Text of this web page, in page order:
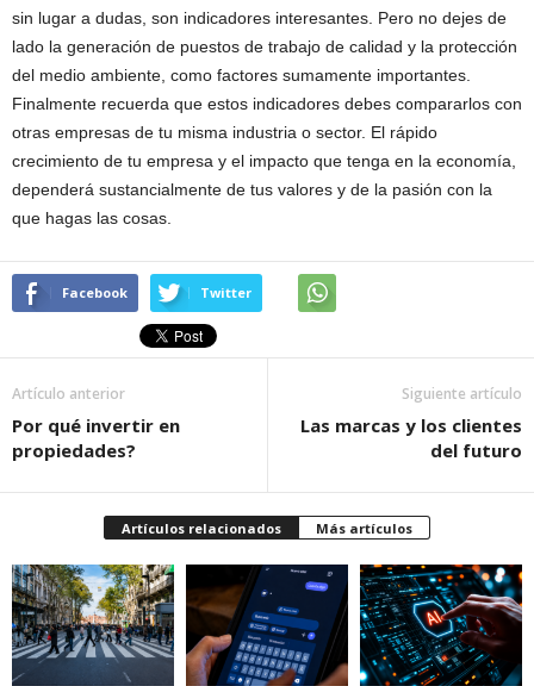
sin lugar a dudas, son indicadores interesantes. Pero no dejes de
lado la generación de puestos de trabajo de calidad y la protección
del medio ambiente, como factores sumamente importantes.
Finalmente recuerda que estos indicadores debes compararlos con
otras empresas de tu misma industria o sector. El rápido
crecimiento de tu empresa y el impacto que tenga en la economía,
dependerá sustancialmente de tus valores y de la pasión con la
que hagas las cosas.
Facebook Twitter
Artículo anterior
Por qué invertir en
propiedades?
Siguiente artículo
Las marcas y los clientes
del futuro
Artículos relacionados Más artículos